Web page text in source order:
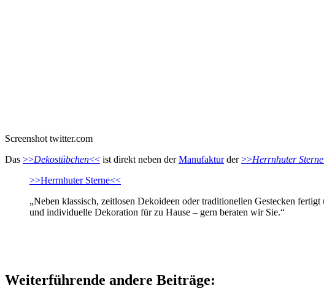
Screenshot twitter.com
Das >>Dekostübchen<< ist direkt neben derManufakturder>>Herrnhuter Sterne
>>Herrnhuter Sterne<<
„Neben klassisch, zeitlosen Dekoideen oder traditionellen Gestecken
und individuelle Dekoration für zu Hause – gern beraten wir Sie.“
Weiterführende andere Beiträge: